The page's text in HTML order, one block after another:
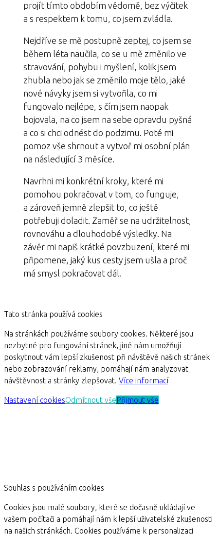
projít tímto obdobím vědomě, bez výčitek
a s respektem k tomu, co jsem zvládla.
Nejdříve se mě postupně zeptej, co jsem se
během léta naučila, co se u mě změnilo ve
stravování, pohybu i myšlení, kolik jsem
zhubla nebo jak se změnilo moje tělo, jaké
nové návyky jsem si vytvořila, co mi
fungovalo nejlépe, s čím jsem naopak
bojovala, na co jsem na sebe opravdu pyšná
a co si chci odnést do podzimu. Poté mi
pomoz vše shrnout a vytvoř mi osobní plán
na následující 3 měsíce.
Navrhni mi konkrétní kroky, které mi
pomohou pokračovat v tom, co funguje,
a zároveň jemně zlepšit to, co ještě
potřebuji doladit. Zaměř se na udržitelnost,
rovnováhu a dlouhodobé výsledky. Na
závěr mi napiš krátké povzbuzení, které mi
připomene, jaký kus cesty jsem ušla a proč
má smysl pokračovat dál.
Tato stránka používá cookies
Na stránkách používáme soubory cookies. Některé jsou
nezbytné pro fungování stránek, jiné nám umožňují
poskytnout vám lepší zkušenost při návštěvě našich stránek
nebo zobrazování reklamy, pomáhají nám analyzovat
návštěvnost a stránky zlepšovat. Více informací
Nastavení cookiesOdmítnout všePřijmout vše
Souhlas s používáním cookies
Cookies jsou malé soubory, které se dočasně ukládají ve
vašem počítači a pomáhají nám k lepší uživatelské zkušenosti
na našich stránkách. Cookies používáme k personalizaci